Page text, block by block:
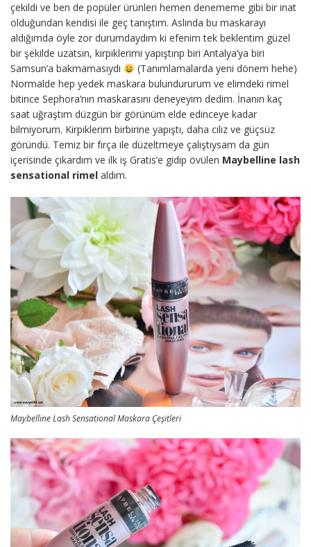
çekildi ve ben de popüler ürünleri hemen denememe gibi bir inat
olduğundan kendisi ile geç tanıştım. Aslında bu maskarayı
aldığımda öyle zor durumdaydım ki efenim tek beklentim güzel
bir şekilde uzatsın, kirpiklerimi yapıştırıp biri Antalya’ya biri
Samsun’a bakmamasıydı
(Tanımlamalarda yeni dönem hehe)
Normalde hep yedek maskara bulundururum ve elimdeki rimel
bitince Sephora’nın maskarasını deneyeyim dedim. İnanın kaç
saat uğraştım düzgün bir görünüm elde edinceye kadar
bilmiyorum. Kirpiklerim birbirine yapıştı, daha cılız ve güçsüz
göründü. Temiz bir fırça ile düzeltmeye çalıştıysam da gün
içerisinde çıkardım ve ilk iş Gratis’e gidip övülen Maybelline lash
sensational rimel aldım.
Maybelline Lash Sensational Maskara Çeşitleri